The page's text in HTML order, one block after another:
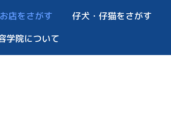
お店をさがす 仔犬・仔猫をさがす
学院について